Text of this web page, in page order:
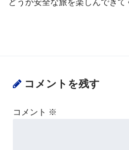
コメントを残す
コメント ※